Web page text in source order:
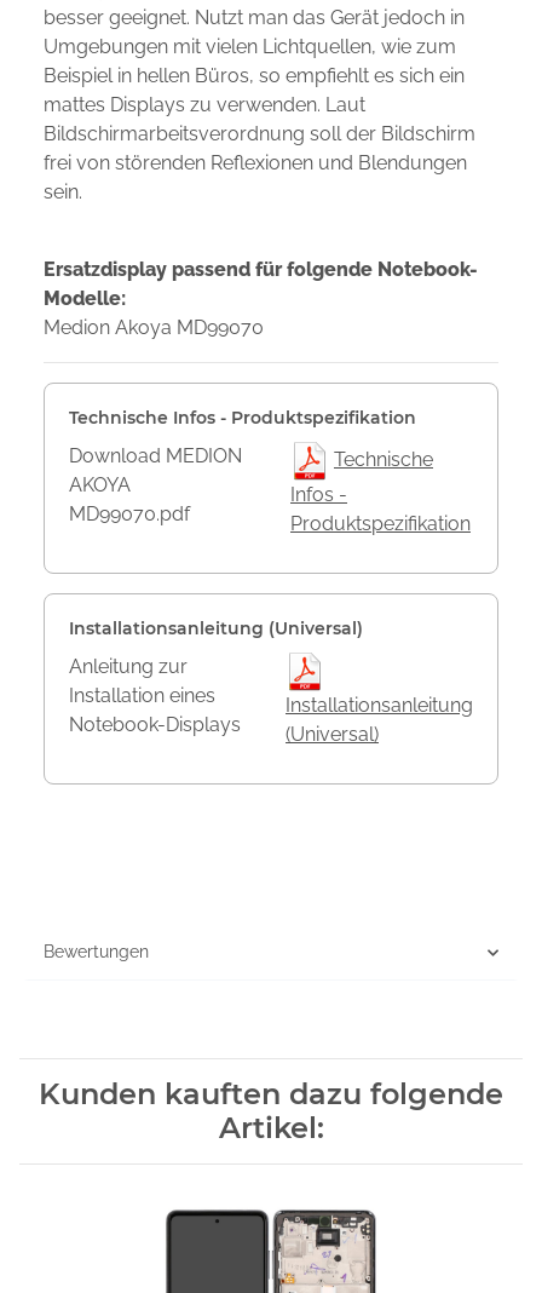
besser geeignet. Nutzt man das Gerät jedoch in
Umgebungen mit vielen Lichtquellen, wie zum
Beispiel in hellen Büros, so empfiehlt es sich ein
mattes Displays zu verwenden. Laut
Bildschirmarbeitsverordnung soll der Bildschirm
frei von störenden Reflexionen und Blendungen
sein.
Ersatzdisplay passend für folgende Notebook-
Modelle:
Medion Akoya MD99070
Technische Infos - Produktspezifikation
Download MEDION
AKOYA
MD99070.pdf
Technische
Infos -
Produktspezifikation
Installationsanleitung (Universal)
Anleitung zur
Installation eines
Notebook-Displays
Installationsanleitung
(Universal)
Bewertungen
Kunden kauften dazu folgende
Artikel: